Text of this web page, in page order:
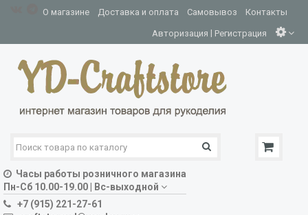
О магазине Доставка и оплата Самовывоз Контакты
Авторизация | Регистрация
Часы работы розничного магазина
Пн-Сб 10.00-19.00 | Вс-выходной
+7 (915) 221-27-61